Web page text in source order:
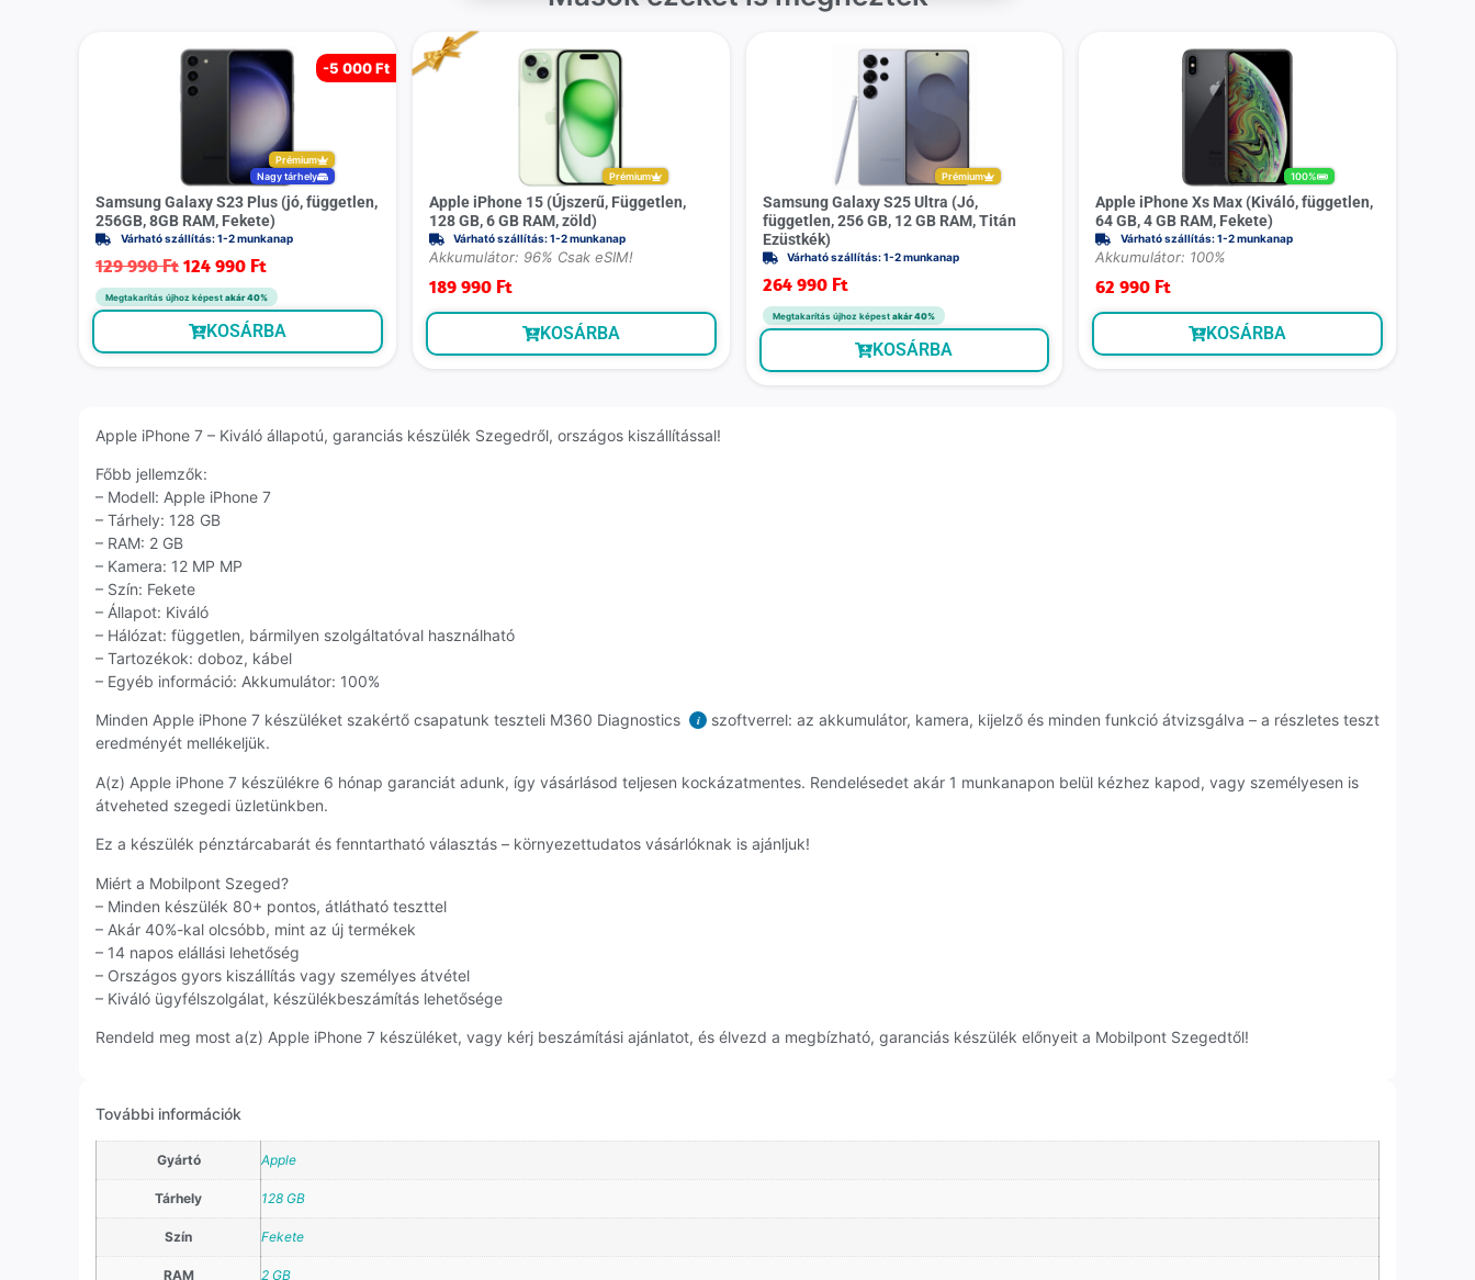
-5 000 Ft
Prémium
Nagy tárhely
Samsung Galaxy S23 Plus (jó, független,
256GB, 8GB RAM, Fekete)
Várható szállítás: 1-2 munkanap
129 990Ft124 990 Ft
Megtakarítás újhoz képest akár 40%
KOSÁRBA
Prémium
Apple iPhone 15 (Újszerű, Független,
128 GB, 6 GB RAM, zöld)
Várható szállítás: 1-2 munkanap
Akkumulátor: 96% Csak eSIM!
189 990 Ft
KOSÁRBA
Prémium
Samsung Galaxy S25 Ultra (Jó,
független, 256 GB, 12 GB RAM, Titán
Ezüstkék)
Várható szállítás: 1-2 munkanap
264 990 Ft
Megtakarítás újhoz képest akár 40%
KOSÁRBA
100%
Apple iPhone Xs Max (Kiváló, független,
64 GB, 4 GB RAM, Fekete)
Várható szállítás: 1-2 munkanap
Akkumulátor: 100%
62 990 Ft
KOSÁRBA
Apple iPhone 7 – Kiváló állapotú, garanciás készülék Szegedről, országos kiszállítással!
Főbb jellemzők:
– Modell: Apple iPhone 7
– Tárhely: 128 GB
– RAM: 2 GB
– Kamera: 12 MP MP
– Szín: Fekete
– Állapot: Kiváló
– Hálózat: független, bármilyen szolgáltatóval használható
– Tartozékok: doboz, kábel
– Egyéb információ: Akkumulátor: 100%
Minden Apple iPhone 7 készüléket szakértő csapatunk teszteli M360 Diagnostics i
szoftverrel: az akkumulátor, kamera, kijelző és minden funkció átvizsgálva – a részletes teszt
eredményét mellékeljük.
A(z) Apple iPhone 7 készülékre 6 hónap garanciát adunk, így vásárlásod teljesen kockázatmentes. Rendelésedet akár 1 munkanapon belül kézhez kapod, vagy személyesen is
átveheted szegedi üzletünkben.
Ez a készülék pénztárcabarát és fenntartható választás – környezettudatos vásárlóknak is ajánljuk!
Miért a Mobilpont Szeged?
– Minden készülék 80+ pontos, átlátható teszttel
– Akár 40%-kal olcsóbb, mint az új termékek
– 14 napos elállási lehetőség
– Országos gyors kiszállítás vagy személyes átvétel
– Kiváló ügyfélszolgálat, készülékbeszámítás lehetősége
Rendeld meg most a(z) Apple iPhone 7 készüléket, vagy kérj beszámítási ajánlatot, és élvezd a megbízható, garanciás készülék előnyeit a Mobilpont Szegedtől!
További információk
Gyártó Apple
Tárhely 128 GB
Szín Fekete
RAM 2 GB